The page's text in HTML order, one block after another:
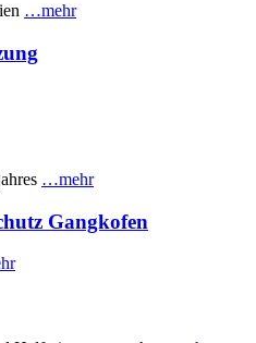
…mehr
…mehr
Gangkofen